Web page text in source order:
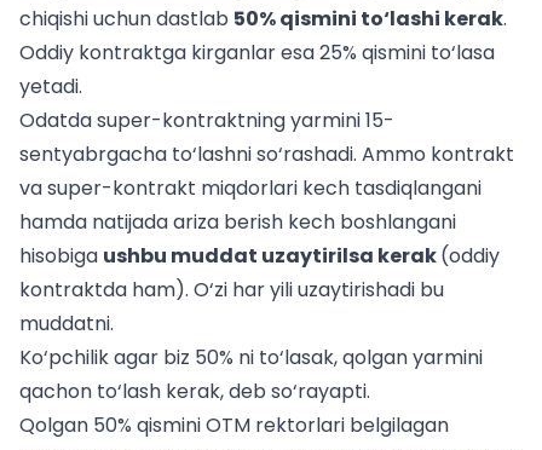
chiqishi uchun dastlab 50% qismini to‘lashi kerak.
Oddiy kontraktga kirganlar esa 25% qismini to‘lasa
yetadi.
Odatda super-kontraktning yarmini 15-
sentyabrgacha to‘lashni so‘rashadi. Ammo kontrakt
va super-kontrakt miqdorlari kech tasdiqlangani
hamda natijada ariza berish kech boshlangani
hisobiga ushbu muddat uzaytirilsa kerak(oddiy
kontraktda ham). O‘zi har yili uzaytirishadi bu
muddatni.
Ko‘pchilik agar biz 50% ni to‘lasak, qolgan yarmini
qachon to‘lash kerak, deb so‘rayapti.
Qolgan 50% qismini OTM rektorlari belgilagan